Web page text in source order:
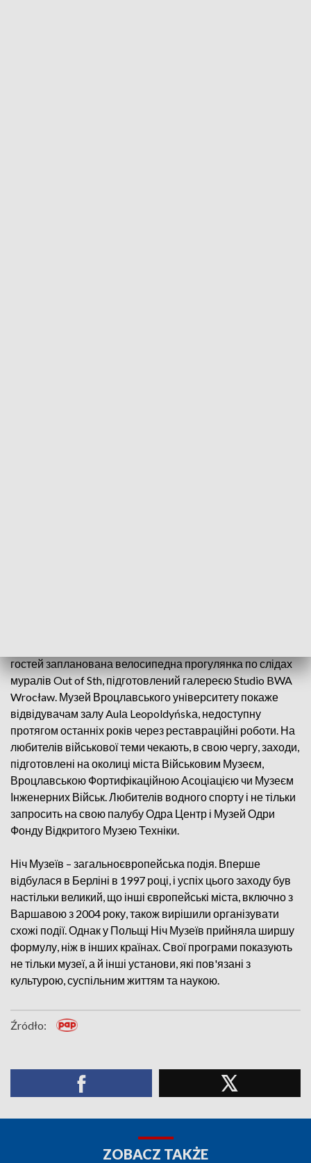
гостей запланована велосипедна прогулянка по слідах
муралів Out of Sth, підготовлений галереєю Studio BWA
Wrocław. Музей Вроцлавського університету покаже
відвідувачам залу Aulа Leopoldyńskа, недоступну
протягом останніх років через реставраційні роботи. На
любителів військової теми чекають, в свою чергу, заходи,
підготовлені на околиці міста Військовим Музеєм,
Вроцлавською Фортифікаційною Асоціацією чи Музеєм
Інженерних Військ. Любителів водного спорту і не тільки
запросить на свою палубу Одра Центр і Музей Одри
Фонду Відкритого Музею Техніки.
Ніч Музеїв – загальноєвропейська подія. Вперше
відбулася в Берліні в 1997 році, і успіх цього заходу був
настільки великий, що інші європейські міста, включно з
Варшавою з 2004 року, також вирішили організувати
схожі події. Однак у Польщі Ніч Музеїв прийняла ширшу
формулу, ніж в інших країнах. Свої програми показують
не тільки музеї, а й інші установи, які пов'язані з
культурою, суспільним життям та наукою.
Źródło:
ZOBACZ TAKŻE